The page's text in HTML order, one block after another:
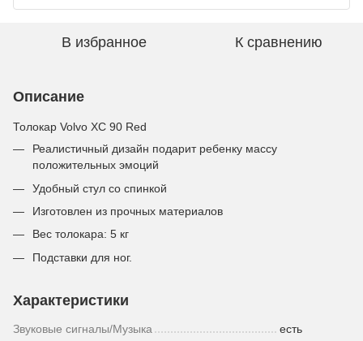
В избранное К сравнению
Описание
Толокар Volvo XC 90 Red
Реалистичный дизайн подарит ребенку массу
положительных эмоций
Удобный стул со спинкой
Изготовлен из прочных материалов
Вес толокара: 5 кг
Подставки для ног.
Характеристики
Звуковые сигналы/Музыка есть